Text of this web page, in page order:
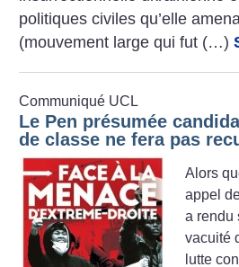
politiques civiles qu’elle
(mouvement large qui fut (…)
Communiqué UCL
Le Pen présumée
de classe ne fera pas
Alors
appel
a rendu
vacuité
lutte